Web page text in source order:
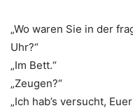
„Wo waren Sie in der
Uhr?“
„Im Bett.“
„Zeugen?“
„Ich hab’s versucht,